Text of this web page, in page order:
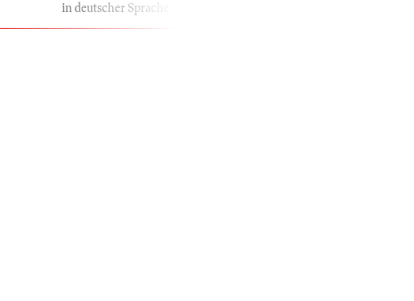
in deutscher Sprache